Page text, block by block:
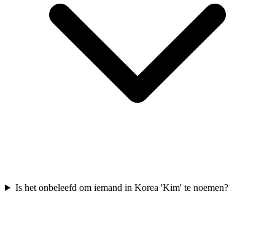
Is het onbeleefd om iemand in Korea 'Kim' te noemen?